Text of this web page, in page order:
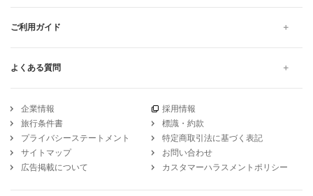
ご利用ガイド
よくある質問
企業情報
採用情報
旅行条件書
標識・約款
プライバシーステートメント
特定商取引法に基づく表記
サイトマップ
お問い合わせ
広告掲載について
カスタマーハラスメントポリシー